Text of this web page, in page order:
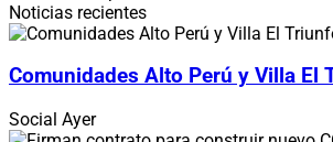
Noticias recientes
Comunidades Alto Perú y Villa El
Social Ayer